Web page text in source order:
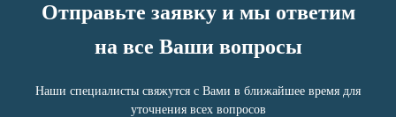
Отправьте заявку и мы ответим
на все Ваши вопросы
Наши специалисты свяжутся с Вами в ближайшее время для
уточнения всех вопросов